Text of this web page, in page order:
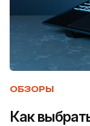
ОБЗОРЫ
Как